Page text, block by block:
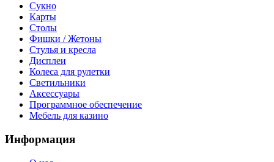
Сукно
Карты
Столы
Фишки / Жетоны
Стулья и кресла
Дисплеи
Колеса для рулетки
Светильники
Аксессуары
Программное обеспечение
Мебель для казино
Информация